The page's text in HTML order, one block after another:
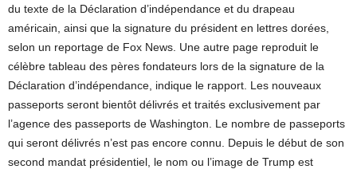
du texte de la Déclaration d’indépendance et du drapeau
américain, ainsi que la signature du président en lettres dorées,
selon un reportage de Fox News. Une autre page reproduit le
célèbre tableau des pères fondateurs lors de la signature de la
Déclaration d’indépendance, indique le rapport. Les nouveaux
passeports seront bientôt délivrés et traités exclusivement par
l’agence des passeports de Washington. Le nombre de passeports
qui seront délivrés n’est pas encore connu. Depuis le début de son
second mandat présidentiel, le nom ou l’image de Trump est